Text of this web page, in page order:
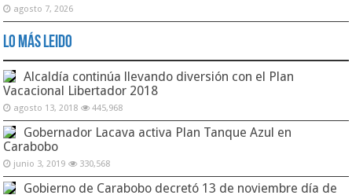
agosto 7, 2026
Lo Más Leido
Alcaldía continúa llevando diversión con el Plan
Vacacional Libertador 2018
agosto 13, 2018 445,968
Gobernador Lacava activa Plan Tanque Azul en
Carabobo
junio 3, 2019 330,568
Gobierno de Carabobo decretó 13 de noviembre día de